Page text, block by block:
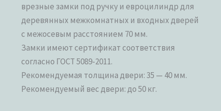
врезные замки под ручку и евроцилиндр для
деревянных межкомнатных и входных дверей
с межосевым расстоянием 70 мм.
Замки имеют сертификат соответствия
согласно ГОСТ 5089-2011.
Рекомендуемая толщина двери: 35 — 40 мм.
Рекомендуемый вес двери: до 50 кг.